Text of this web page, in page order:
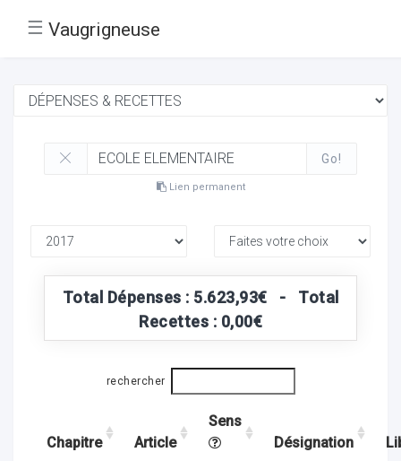
☰ Vaugrigneuse
Go!
Lien permanent
Total Dépenses : 5.623,93€ - Total
Recettes : 0,00€
rechercher
Chapitre Article
Sens
Désignation